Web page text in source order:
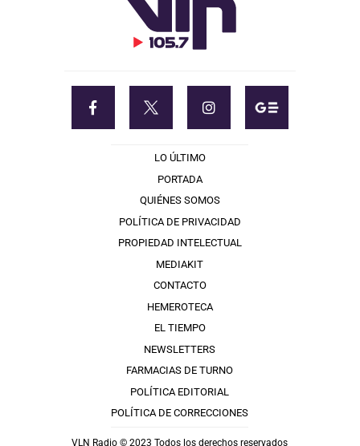
LO ÚLTIMO
PORTADA
QUIÉNES SOMOS
POLÍTICA DE PRIVACIDAD
PROPIEDAD INTELECTUAL
MEDIAKIT
CONTACTO
HEMEROTECA
EL TIEMPO
NEWSLETTERS
FARMACIAS DE TURNO
POLÍTICA EDITORIAL
POLÍTICA DE CORRECCIONES
VLN Radio © 2023 Todos los derechos reservados